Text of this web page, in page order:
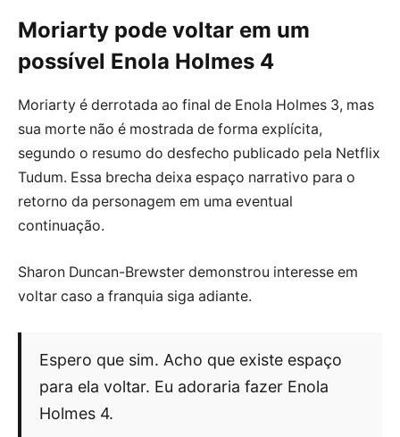
Moriarty pode voltar em um
possível Enola Holmes 4
Moriarty é derrotada ao final de Enola Holmes 3, mas
sua morte não é mostrada de forma explícita,
segundo o resumo do desfecho publicado pela Netflix
Tudum. Essa brecha deixa espaço narrativo para o
retorno da personagem em uma eventual
continuação.
Sharon Duncan-Brewster demonstrou interesse em
voltar caso a franquia siga adiante.
Espero que sim. Acho que existe espaço
para ela voltar. Eu adoraria fazer Enola
Holmes 4.